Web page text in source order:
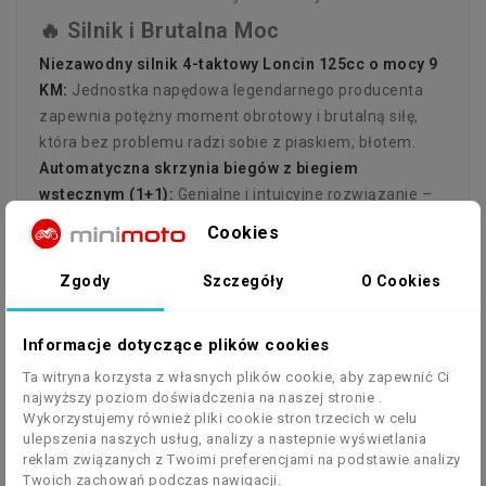
🔥 Silnik i Brutalna Moc
Niezawodny silnik 4-taktowy Loncin 125cc o mocy 9
KM: Jednostka napędowa legendarnego producenta
zapewnia potężny moment obrotowy i brutalną siłę,
która bez problemu radzi sobie z piaskiem, błotem.
Automatyczna skrzynia biegów z biegiem
wstecznym (1+1): Genialne i intuicyjne rozwiązanie –
brak manualnego sprzęgła pozwala skupić się
wyłącznie na torze jazdy, a funkcja wstecznego
zapewnia pełną niezależność i łatwe manewrowanie w
błyskawiczne odpalanie za pomocą jednego przycisku,
z którym poradzi sobie każdy młody kierowca, bez
konieczności siłowania się z szarpakiem.
Maksymalna prędkość do 40 km/h:Idealnie
wyważona dynamika, która gwarantuje potężny
zastrzyk adrenaliny przy zachowaniu pełnej kontroli
Cookies
Zgody Szczegóły O Cookies
Informacje dotyczące plików cookies
Ta witryna korzysta z własnych plików cookie, aby zapewnić Ci
najwyższy poziom doświadczenia na naszej stronie .
Wykorzystujemy również pliki cookie stron trzecich w celu
ulepszenia naszych usług, analizy a nastepnie wyświetlania
reklam związanych z Twoimi preferencjami na podstawie analizy
Twoich zachowań podczas nawigacji.